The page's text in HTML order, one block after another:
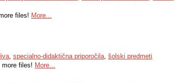
files! More...
, specialno-didaktična priporočila, šolski predmeti
files! More...